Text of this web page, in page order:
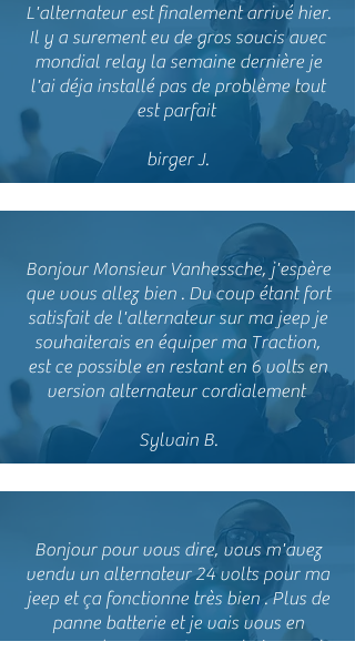
L'alternateur est finalement arrivé hier.
Il y a surement eu de gros soucis avec
mondial relay la semaine dernière je
l'ai déja installé pas de problème tout
est parfait
birger J.
Bonjour Monsieur Vanhessche, j'espère
que vous allez bien . Du coup étant fort
satisfait de l'alternateur sur ma jeep je
souhaiterais en équiper ma Traction,
est ce possible en restant en 6 volts en
version alternateur cordialement
Sylvain B.
Bonjour pour vous dire, vous m'avez
vendu un alternateur 24 volts pour ma
jeep et ça fonctionne très bien . Plus de
panne batterie et je vais vous en
commander un en 12v prochainement .